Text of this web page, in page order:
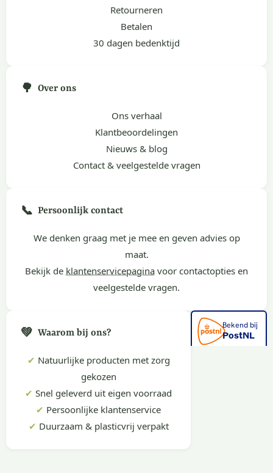
Retourneren
Betalen
30 dagen bedenktijd
🌳 Over ons
Ons verhaal
Klantbeoordelingen
Nieuws & blog
Contact & veelgestelde vragen
📞 Persoonlijk contact
We denken graag met je mee en geven advies op
maat.
Bekijk de klantenservicepagina voor contactopties en
veelgestelde vragen.
💚 Waarom bij ons?
✔ Natuurlijke producten met zorg
gekozen
✔ Snel geleverd uit eigen voorraad
✔ Persoonlijke klantenservice
✔ Duurzaam & plasticvrij verpakt